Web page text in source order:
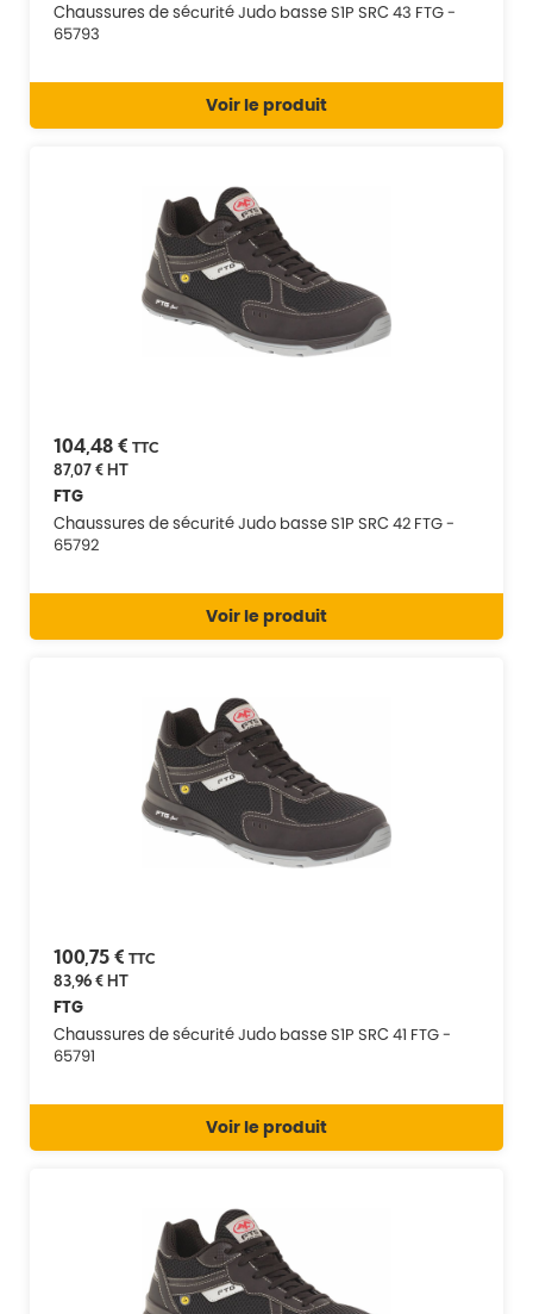
Chaussures de sécurité Judo basse S1P SRC 43 FTG -
65793
Voir le produit
104,48 € TTC
87,07 €HT
FTG
Chaussures de sécurité Judo basse S1P SRC 42 FTG -
65792
Voir le produit
100,75 € TTC
83,96 €HT
FTG
Chaussures de sécurité Judo basse S1P SRC 41 FTG -
65791
Voir le produit